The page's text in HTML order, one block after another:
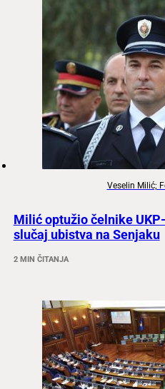
Veselin Milić;
Milić optužio čelnike
slučaj ubistva na Senjaku
2 MIN ČITANJA